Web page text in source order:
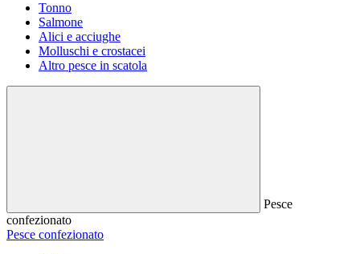
Tonno
Salmone
Alici e acciughe
Molluschi e crostacei
Altro pesce in scatola
Pesce
confezionato
Pesce confezionato